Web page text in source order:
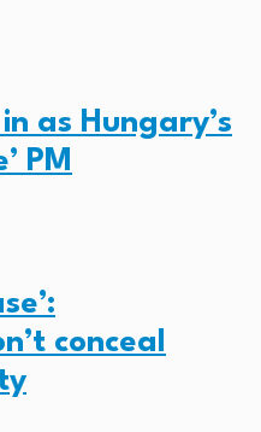
as Hungary’s
PM
conceal